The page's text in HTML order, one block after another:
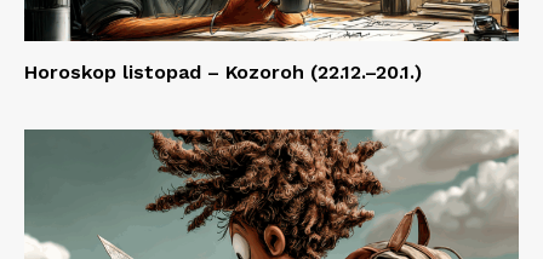
Horoskop listopad – Kozoroh (22.12.–20.1.)